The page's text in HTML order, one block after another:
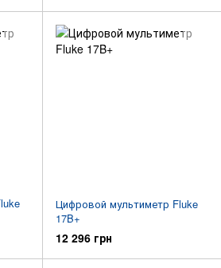
Цифровой мультиметр Fluke
17B+
12 296 грн